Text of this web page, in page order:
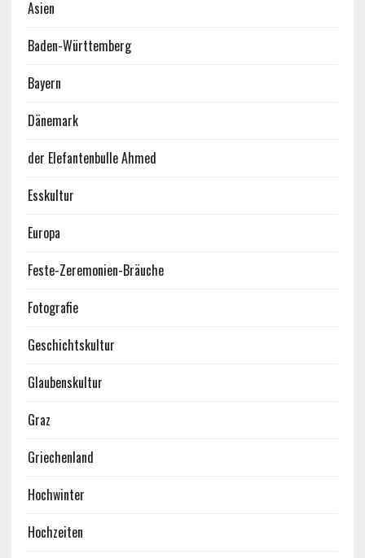
Asien
Baden-Württemberg
Bayern
Dänemark
der Elefantenbulle Ahmed
Esskultur
Europa
Feste-Zeremonien-Bräuche
Fotografie
Geschichtskultur
Glaubenskultur
Graz
Griechenland
Hochwinter
Hochzeiten